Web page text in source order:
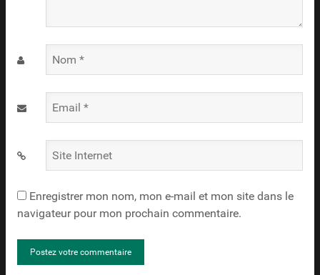
Nom
Email
Site
Internet
Enregistrer mon nom, mon e-mail et mon site dans le
navigateur pour mon prochain commentaire.